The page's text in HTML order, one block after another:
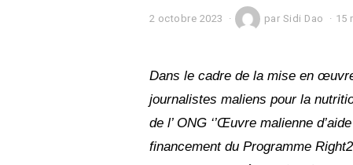
2 octobre 2023
o
r
e
2
0
par Sidi Dao 15
Dans le cadre de la mise en
journalistes maliens pour la
de l’ ONG ‘’Œuvre malienne
financement du Programme